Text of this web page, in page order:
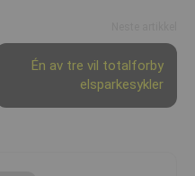
Én av tre vil totalforby
elsparkesykler